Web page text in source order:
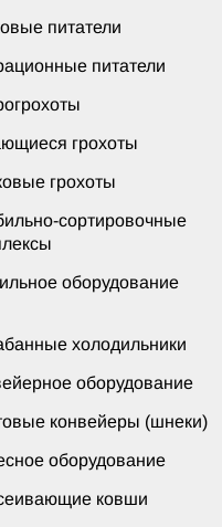
питатели
питатели
грохоты
грохоты
сортировочные
оборудование
холодильники
оборудование
конвейеры (шнеки)
оборудование
ковши